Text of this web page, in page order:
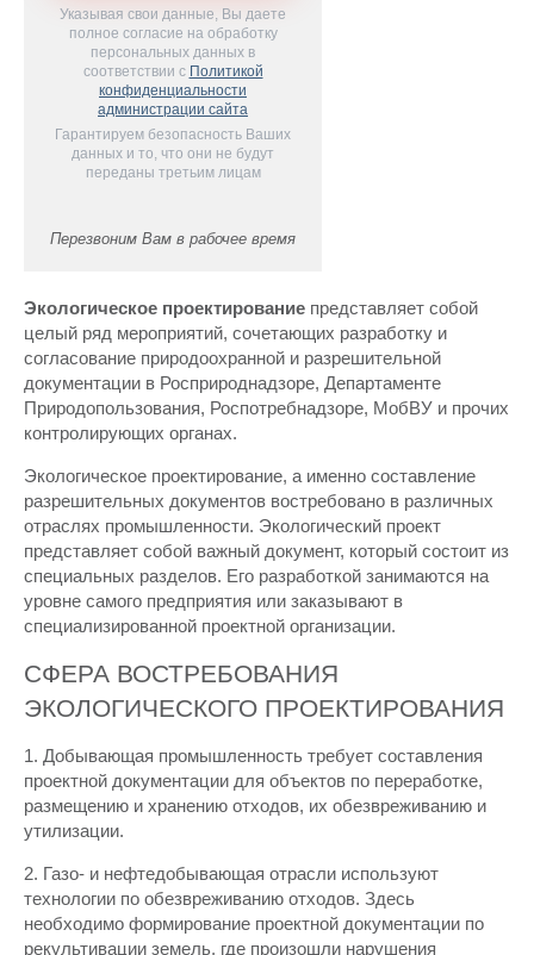
Указывая свои данные, Вы даете
полное согласие на обработку
персональных данных в
соответствии с Политикой
конфиденциальности
администрации сайта
Гарантируем безопасность Ваших
данных и то, что они не будут
переданы третьим лицам
Перезвоним Вам в рабочее время
Экологическое проектирование представляет собой
целый ряд мероприятий, сочетающих разработку и
согласование природоохранной и разрешительной
документации в Росприроднадзоре, Департаменте
Природопользования, Роспотребнадзоре, МобВУ и прочих
контролирующих органах.
Экологическое проектирование, а именно составление
разрешительных документов востребовано в различных
отраслях промышленности. Экологический проект
представляет собой важный документ, который состоит из
специальных разделов. Его разработкой занимаются на
уровне самого предприятия или заказывают в
специализированной проектной организации.
СФЕРА ВОСТРЕБОВАНИЯ
ЭКОЛОГИЧЕСКОГО ПРОЕКТИРОВАНИЯ
1. Добывающая промышленность требует составления
проектной документации для объектов по переработке,
размещению и хранению отходов, их обезвреживанию и
утилизации.
2. Газо- и нефтедобывающая отрасли используют
технологии по обезвреживанию отходов. Здесь
необходимо формирование проектной документации по
рекультивации земель, где произошли нарушения